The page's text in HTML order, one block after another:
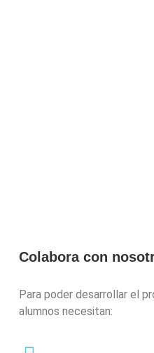
Colabora con
Para poder desarrollar el
alumnos necesitan: